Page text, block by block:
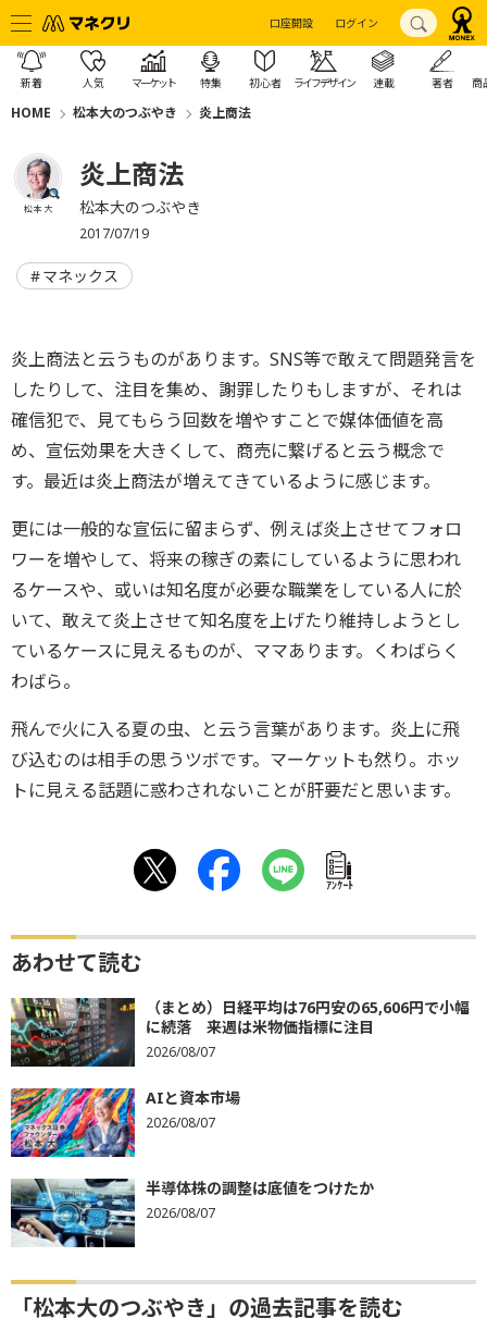
口座開設 ログイン
新着 人気 マーケット 特集 初心者 ライフデザイン 連載 著者 商
HOME 松本大のつぶやき 炎上商法
松本 大
炎上商法
松本大のつぶやき
2017/07/19
マネックス
炎上商法と云うものがあります。SNS等で敢えて問題発言を
したりして、注目を集め、謝罪したりもしますが、それは
確信犯で、見てもらう回数を増やすことで媒体価値を高
め、宣伝効果を大きくして、商売に繋げると云う概念で
す。最近は炎上商法が増えてきているように感じます。
更には一般的な宣伝に留まらず、例えば炎上させてフォロ
ワーを増やして、将来の稼ぎの素にしているように思われ
るケースや、或いは知名度が必要な職業をしている人に於
いて、敢えて炎上させて知名度を上げたり維持しようとし
ているケースに見えるものが、ママあります。くわばらく
わばら。
飛んで火に入る夏の虫、と云う言葉があります。炎上に飛
び込むのは相手の思うツボです。マーケットも然り。ホッ
トに見える話題に惑わされないことが肝要だと思います。
ｱﾝｹｰﾄ
あわせて読む
（まとめ）日経平均は76円安の65,606円で小幅
に続落 来週は米物価指標に注目
2026/08/07
AIと資本市場
2026/08/07
半導体株の調整は底値をつけたか
2026/08/07
「松本大のつぶやき」の過去記事を読む